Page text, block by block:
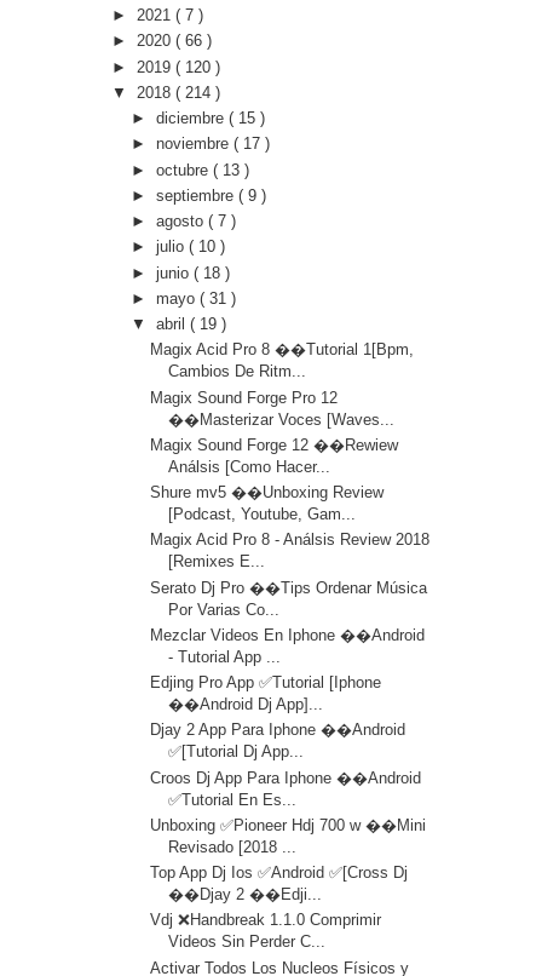
► 2021 ( 7 )
► 2020 ( 66 )
► 2019 ( 120 )
▼ 2018 ( 214 )
► diciembre ( 15 )
► noviembre ( 17 )
► octubre ( 13 )
► septiembre ( 9 )
► agosto ( 7 )
► julio ( 10 )
► junio ( 18 )
► mayo ( 31 )
▼ abril ( 19 )
Magix Acid Pro 8 ��Tutorial 1[Bpm,
Cambios De Ritm...
Magix Sound Forge Pro 12
��Masterizar Voces [Waves...
Magix Sound Forge 12 ��Rewiew
Análsis [Como Hacer...
Shure mv5 ��Unboxing Review
[Podcast, Youtube, Gam...
Magix Acid Pro 8 - Análsis Review 2018
[Remixes E...
Serato Dj Pro ��Tips Ordenar Música
Por Varias Co...
Mezclar Videos En Iphone ��Android
- Tutorial App ...
Edjing Pro App ✅Tutorial [Iphone
��Android Dj App]...
Djay 2 App Para Iphone ��Android
✅[Tutorial Dj App...
Croos Dj App Para Iphone ��Android
✅Tutorial En Es...
Unboxing ✅Pioneer Hdj 700 w ��Mini
Revisado [2018 ...
Top App Dj Ios ✅Android ✅[Cross Dj
��Djay 2 ��Edji...
Vdj ❌Handbreak 1.1.0 Comprimir
Videos Sin Perder C...
Activar Todos Los Nucleos Físicos y